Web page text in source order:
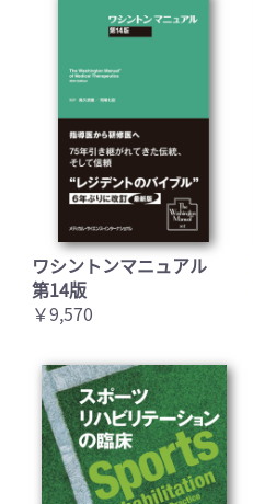
ワシントンマニュアル
第14版
￥9,570